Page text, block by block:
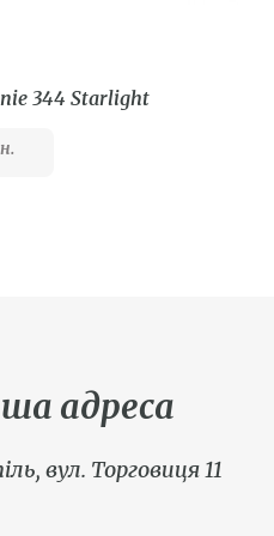
344 Starlight
адреса
вул. Торговиця 11